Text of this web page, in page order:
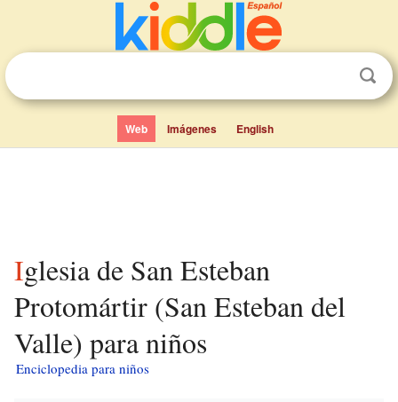
Web Imágenes English
Iglesia de San Esteban
Protomártir (San Esteban del
Valle) para niños
Enciclopedia para niños